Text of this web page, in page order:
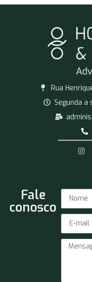
Rua
Segunda a
Fale
conosco